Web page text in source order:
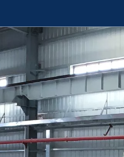
calienteAcero para
Tratamiento